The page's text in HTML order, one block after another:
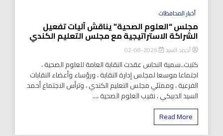
أخبار المحافظات
مجلس “العلوم الصحية” يناقش آليات تفعيل
الشراكة الاستراتيجية مع مجلس التعليم الكندي
أحمد السيد 2026-08-02
كتبت..سمية النحاس عقدت النقابة العامة للعلوم الصحية ،
اجتماعا موسعا لمجلس إدارة النقابة ، ورؤساء وأعضاء النقابات
الفرعية ، وممثلي مجلس التعليم الكندي ، وترأس الاجتماع أحمد
السيد الدبيكي ، نقيب العلوم الصحية ،...
Read More